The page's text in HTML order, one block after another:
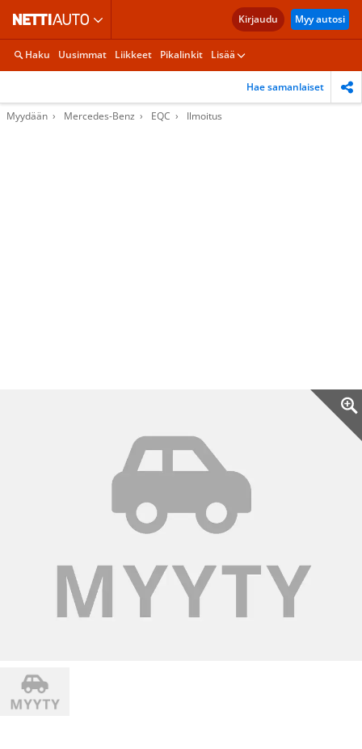
Kirjaudu Myy autosi
Haku Uusimmat Liikkeet Pikalinkit Lisää
Hae samanlaiset
Myydään Mercedes-Benz EQC Ilmoitus